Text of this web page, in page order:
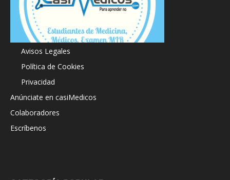
Acerca de
Avisos Legales
Política de Cookies
Privacidad
Anúnciate en casiMedicos
Colaboradores
Escríbenos